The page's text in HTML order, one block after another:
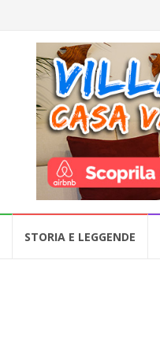
STORIA E LEGGENDE